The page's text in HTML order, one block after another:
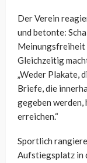
Der Verein
und betonte:
Meinungsfreiheit
Gleichzeitig
„Weder Plakate,
Briefe, die
gegeben werden,
erreichen.“
Sportlich
Aufstiegsplatz in